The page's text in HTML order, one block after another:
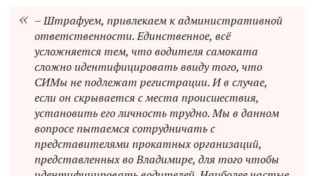
– Штрафуем, привлекаем к административной
ответственности. Единственное, всё
усложняется тем, что водителя самоката
сложно идентифицировать ввиду того, что
СИМы не подлежат регистрации. И в случае,
если он скрывается с места происшествия,
установить его личность трудно. Мы в данном
вопросе пытаемся сотрудничать с
представителями прокатных организаций,
представленных во Владимире, для того чтобы